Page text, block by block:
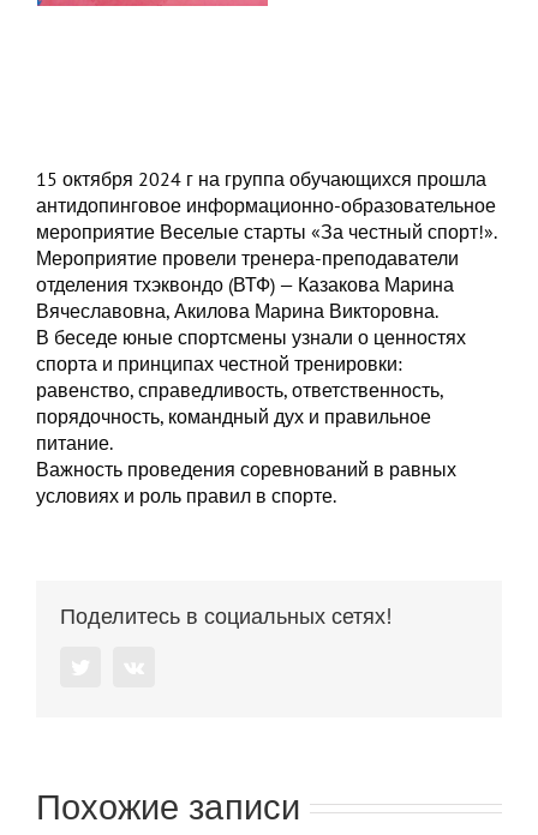
15 октября 2024 г на группа обучающихся прошла
антидопинговое информационно-образовательное
мероприятие Веселые старты «За честный спорт!».
Мероприятие провели тренера-преподаватели
отделения тхэквондо (ВТФ) — Казакова Марина
Вячеславовна, Акилова Марина Викторовна.
В беседе юные спортсмены узнали о ценностях
спорта и принципах честной тренировки:
равенство, справедливость, ответственность,
порядочность, командный дух и правильное
питание.
Важность проведения соревнований в равных
условиях и роль правил в спорте.
Поделитесь в социальных сетях!
Похожие записи